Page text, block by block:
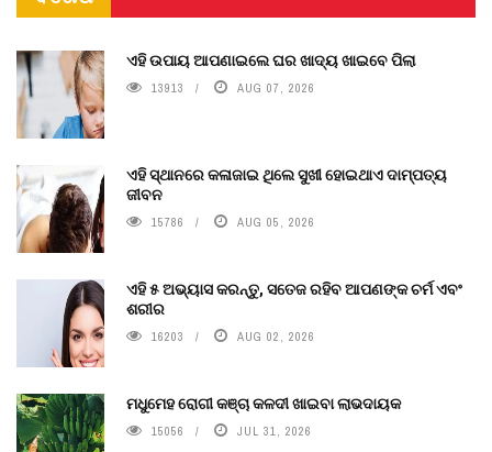
ଏହି ଉପାୟ ଆପଣାଇଲେ ଘର ଖାଦ୍ୟ ଖାଇବେ ପିଲା
13913 AUG 07, 2026
ଏହି ସ୍ଥାନରେ କଳାଜାଇ ଥିଲେ ସୁଖୀ ହୋଇଥାଏ ଦାମ୍ପତ୍ୟ
ଜୀବନ
15786 AUG 05, 2026
ଏହି ୫ ଅଭ୍ୟାସ କରନ୍ତୁ, ସତେଜ ରହିବ ଆପଣଙ୍କ ଚର୍ମ ଏବଂ
ଶରୀର
16203 AUG 02, 2026
ମଧୁମେହ ରୋଗୀ କଞ୍ଚା କଳଦୀ ଖାଇବା ଲାଭଦାୟକ
15056 JUL 31, 2026